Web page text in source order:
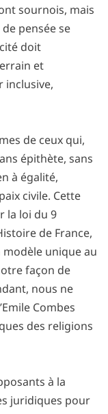
sournois, mais
pensée se
doit
et
inclusive,
de ceux qui,
épithète, sans
à égalité,
civile. Cette
la loi du 9
de France,
unique au
façon de
nous ne
Combes
des religions
à la
juridiques pour